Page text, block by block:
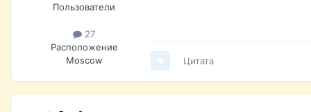
Пользователи
27
Расположение
Мoscow
Цитата